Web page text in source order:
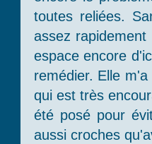
toutes reliées.
assez
espace encore
remédier. Elle
qui est très
été posé pour
aussi croches